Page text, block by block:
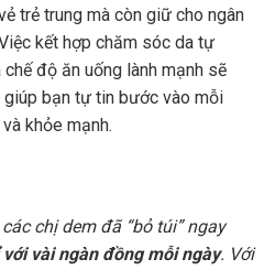
trẻ trung mà còn giữ cho ngân
kết hợp chăm sóc da tự
độ ăn uống lành mạnh sẽ
giúp bạn tự tin bước vào mỗi
khỏe mạnh.
chị dem đã “bỏ túi” ngay
vài ngàn đồng mỗi ngày. Với